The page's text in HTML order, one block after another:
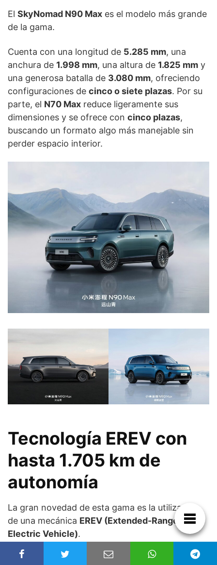
El SkyNomad N90 Max es el modelo más grande
de la gama.
Cuenta con una longitud de 5.285 mm, una
anchura de 1.998 mm, una altura de 1.825 mm y
una generosa batalla de 3.080 mm, ofreciendo
configuraciones de cinco o siete plazas. Por su
parte, el N70 Max reduce ligeramente sus
dimensiones y se ofrece con cinco plazas,
buscando un formato algo más manejable sin
perder espacio interior.
Tecnología EREV con
hasta 1.705 km de
autonomía
La gran novedad de esta gama es la utilización
de una mecánica EREV (Extended-Range
Electric Vehicle).
En este sistema, las ruedas son impulsadas por